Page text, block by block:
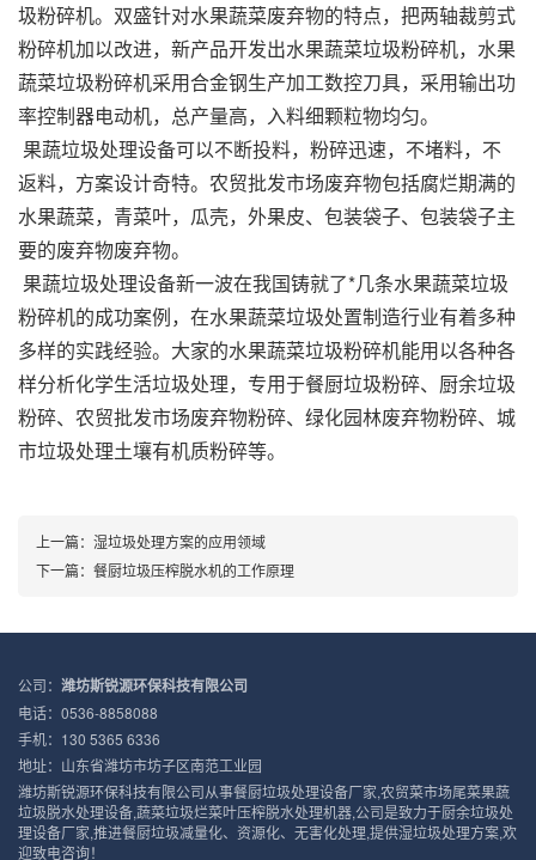
圾粉碎机。双盛针对水果蔬菜废弃物的特点，把两轴裁剪式
粉碎机加以改进，新产品开发出水果蔬菜垃圾粉碎机，水果
蔬菜垃圾粉碎机采用合金钢生产加工数控刀具，采用输出功
率控制器电动机，总产量高，入料细颗粒物均匀。
果蔬垃圾处理设备可以不断投料，粉碎迅速，不堵料，不
返料，方案设计奇特。农贸批发市场废弃物包括腐烂期满的
水果蔬菜，青菜叶，瓜壳，外果皮、包装袋子、包装袋子主
要的废弃物废弃物。
果蔬垃圾处理设备新一波在我国铸就了*几条水果蔬菜垃圾
粉碎机的成功案例，在水果蔬菜垃圾处置制造行业有着多种
多样的实践经验。大家的水果蔬菜垃圾粉碎机能用以各种各
样分析化学生活垃圾处理，专用于餐厨垃圾粉碎、厨余垃圾
粉碎、农贸批发市场废弃物粉碎、绿化园林废弃物粉碎、城
市垃圾处理土壤有机质粉碎等。
上一篇： 湿垃圾处理方案的应用领域
下一篇： 餐厨垃圾压榨脱水机的工作原理
公司： 潍坊斯锐源环保科技有限公司
电话：0536-8858088
手机：130 5365 6336
地址：山东省潍坊市坊子区南范工业园
潍坊斯锐源环保科技有限公司从事餐厨垃圾处理设备厂家,农贸菜市场尾菜果蔬
垃圾脱水处理设备,蔬菜垃圾烂菜叶压榨脱水处理机器,公司是致力于厨余垃圾处
理设备厂家,推进餐厨垃圾减量化、资源化、无害化处理,提供湿垃圾处理方案,欢
迎致电咨询！